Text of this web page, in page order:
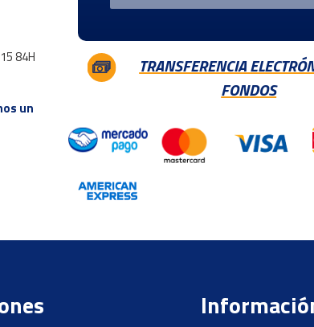
84H
un
TRANSFERENCIA
FONDOS